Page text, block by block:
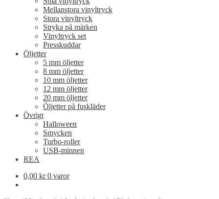
Mellanstora vinyltryck
Stora vinyltryck
Stryka på märken
Vinyltryck set
Presskuddar
Öljetter
5 mm öljetter
8 mm öljetter
10 mm öljetter
12 mm öljetter
20 mm öljetter
Öljetter på fuskläder
Övrigt
Halloween
Smycken
Turbo-roller
USB-minnen
REA
0,00 kr 0 varor